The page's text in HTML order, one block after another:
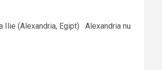
Ilie (Alexandria, Egipt) Alexandria nu